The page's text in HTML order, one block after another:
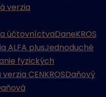
verzia
účtovníctvaDaneKROS
ALFA plusJednoduché
fyzických
CENKROSDaňový